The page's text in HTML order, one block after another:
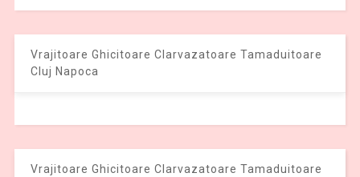
Vrajitoare Ghicitoare Clarvazatoare Tamaduitoare
Cluj Napoca
Vrajitoare Ghicitoare Clarvazatoare Tamaduitoare